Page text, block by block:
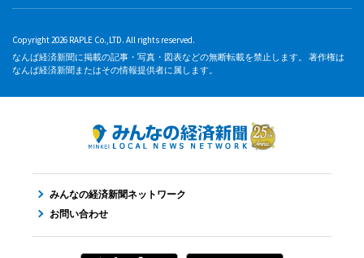
Copyright 2026 RAPLE Co.,LTD. All rights reserved.
なんば経済新聞に掲載の記事・写真・図表などの無断転載を禁止します。 著作権は
なんば経済新聞またはその情報提供者に属します。
みんなの経済新聞ネットワーク
お問い合わせ